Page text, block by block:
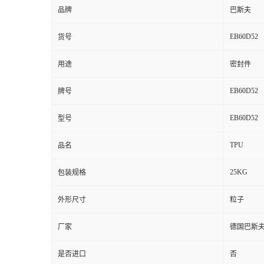
品牌 巴斯夫
货号 EB60D52
用途 密封件
牌号 EB60D52
型号 EB60D52
品名 TPU
包装规格 25KG
外形尺寸 粒子
厂家 德国巴斯
是否进口 否